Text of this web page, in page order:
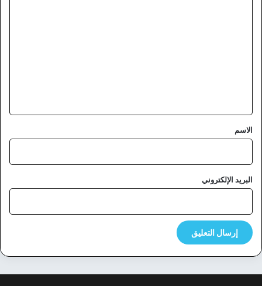
*
الاسم
البريد الإلكتروني